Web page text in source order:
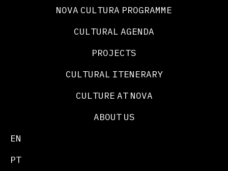
NOVA CULTURA PROGRAMME
CULTURAL AGENDA
PROJECTS
CULTURAL ITENERARY
CULTURE AT NOVA
ABOUT US
EN
PT